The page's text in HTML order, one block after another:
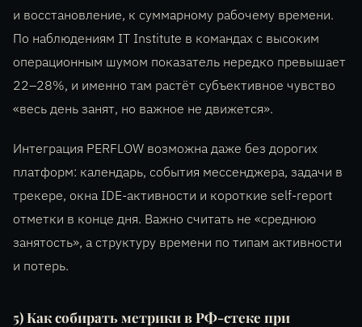
и восстановление, к суммарному рабочему времени.
По наблюдениям IT Institute в командах с высоким
операционным шумом показатель нередко превышает
22–28%, и именно там растёт субъективное чувство
«весь день занят, но важное не движется».
Интеграция PERFLOW возможна даже без дорогих
платформ: календарь, события мессенджера, задачи в
трекере, окна IDE-активности и короткие self-report
отметки в конце дня. Важно считать не «среднюю
занятость», а структуру времени по типам активности
и потерь.
5) Как собирать метрики в РФ-стеке при